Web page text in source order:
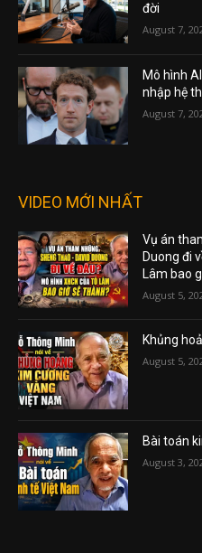
đời
August 7,
Mô hình
nhập hệ
August 7,
VIDEO MỚI NHẤT
Vụ án
Duong đi
Lâm bao
August 5,
Khủng
August 5,
Bài toán
August 3,